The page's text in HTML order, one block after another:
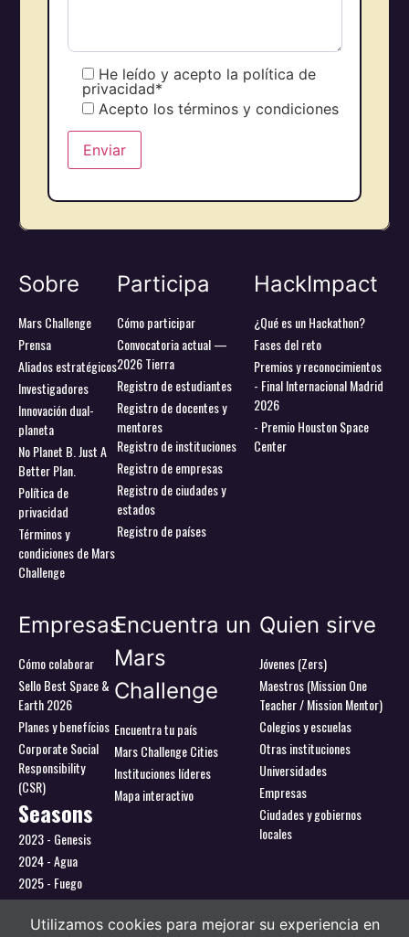
Sobre
Mars Challenge
Prensa
Aliados estratégicos
Investigadores
Innovación dual-
planeta
No Planet B. Just A
Better Plan.
Política de
privacidad
Términos y
condiciones de Mars
Challenge
Participa
Cómo participar
Convocatoria actual —
2026 Tierra
Registro de estudiantes
Registro de docentes y
mentores
Registro de instituciones
Registro de empresas
Registro de ciudades y
estados
Registro de países
HackImpact
¿Qué es un Hackathon?
Fases del reto
Premios y reconocimientos
- Final Internacional Madrid
2026
- Premio Houston Space
Center
Empresas
Cómo colaborar
Sello Best Space &
Earth 2026
Planes y benefícios
Corporate Social
Responsibility
(CSR)
Seasons
2023 - Genesis
2024 - Agua
2025 - Fuego
2026 - Tierra
Encuentra un
Mars
Challenge
Encuentra tu país
Mars Challenge Cities
Instituciones líderes
Mapa interactivo
Quien sirve
Jóvenes (Zers)
Maestros (Mission One
Teacher / Mission Mentor)
Colegios y escuelas
Otras instituciones
Universidades
Empresas
Ciudades y gobiernos
locales
He leído y acepto la política de
privacidad*
Acepto los términos y condiciones
Utilizamos cookies para ofrecerte la mejor experiencia en
Utilizamos cookies para mejorar su experiencia en